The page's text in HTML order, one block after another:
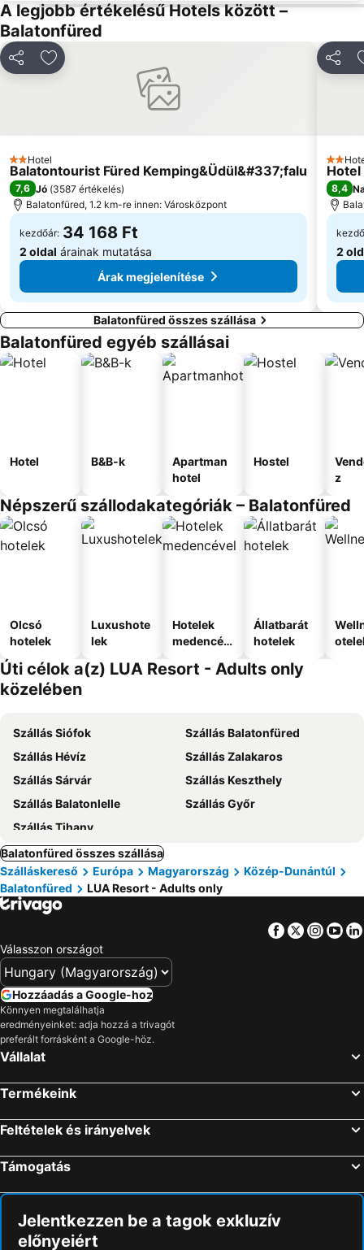
Anna-bál
Szigligeti Vár
Balatonlellei Borhét
Balatoni Hal- és Borünnep
Húsvéti Programok Balatonfüreden
Pünkösdi Művészeti Fesztivál Balatonfüred
Bábel Kert
Boglári Buborék Élményfürdő
Fehér Szalag Vitorlás Verseny Révész Géza utcai stadion
A legjobb értékelésű Hotels között –
Balatonfüred
MegosztásHozzáadás a kedvencekhez
2 Kategória
Hotel
Balatontourist Füred Kemping&Üdül&#337;falu
7,6 Jó (3587 értékelés)
Balatonfüred, 1.2 km-re innen: Városközpont
kezdőár: 34 168 Ft
2 oldal árainak mutatása
Árak megjelenítése
2
Hotel
8,4
2
Balatonfüred összes szállása
Balatonfüred egyéb szállásai
Hotel B&B-k
Apartman
hotel
Hostel
z
Népszerű szállodakategóriák – Balatonfüred
Olcsó
hotelek
Luxushote
lek
Hotelek
medencév
Állatbarát
hotelek
Úti célok a(z) LUA Resort - Adults only
közelében
Szállás Siófok
Szállás Balatonfüred
Szállás Hévíz
Szállás Zalakaros
Szállás Sárvár
Szállás Keszthely
Szállás Balatonlelle
Szállás Győr
Szállás Tihany
Balatonfüred összes szállása
Szálláskereső
Európa Magyarország
Közép-Dunántúl
Balatonfüred
LUA Resort - Adults only
Facebook
Twitter
Válasszon országot
Hozzáadás a Google-hoz
Könnyen megtalálhatja
eredményeinket: adja hozzá a trivagót
preferált forrásként a Google-höz.
Vállalat
Termékeink
Feltételek és irányelvek
Támogatás
Jelentkezzen be a tagok exkluzív
előnyeiért